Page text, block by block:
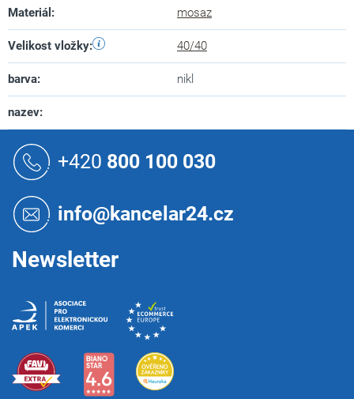
Materiál : mosaz
Velikost vložky: 40/40
barva: nikl
nazev:
+420 800 100 030
info@kancelar24.cz
Newsletter